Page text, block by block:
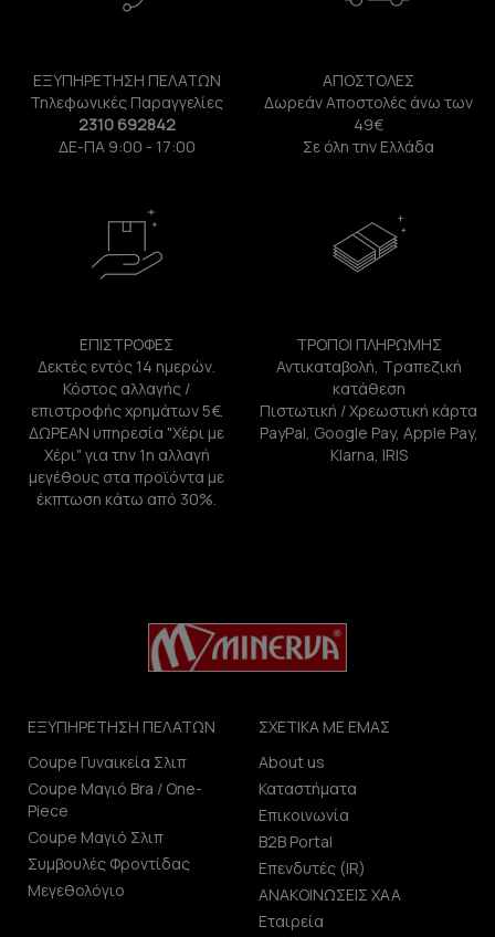
ΕΞΥΠΗΡΕΤΗΣΗ ΠΕΛΑΤΩΝ
Τηλεφωνικές Παραγγελίες
2310 692842
ΔΕ-ΠΑ 9:00 - 17:00
ΑΠΟΣΤΟΛΕΣ
Δωρεάν Αποστολές άνω των
49€
Σε όλη την Ελλάδα
ΕΠΙΣΤΡΟΦΕΣ
Δεκτές εντός 14 ημερών.
Κόστος αλλαγής /
επιστροφής χρημάτων 5€.
ΔΩΡΕΑΝ υπηρεσία "Χέρι με
Χέρι" για την 1η αλλαγή
μεγέθους στα προϊόντα με
έκπτωση κάτω από 30%.
ΤΡΟΠΟΙ ΠΛΗΡΩΜΗΣ
Αντικαταβολή, Τραπεζική
κατάθεση
Πιστωτική / Χρεωστική κάρτα
PayPal, Google Pay, Apple Pay,
Klarna, IRIS
ΕΞΥΠΗΡΕΤΗΣΗ ΠΕΛΑΤΩΝ
Coupe Γυναικεία Σλιπ
Coupe Μαγιό Bra / One-
Piece
Coupe Μαγιό Σλιπ
Συμβουλές Φροντίδας
Μεγεθολόγιο
ΣΧΕΤΙΚΑ ΜΕ ΕΜΑΣ
About us
Καταστήματα
Επικοινωνία
B2B Portal
Επενδυτές (IR)
ΑΝΑΚΟΙΝΩΣΕΙΣ ΧΑΑ
Εταιρεία